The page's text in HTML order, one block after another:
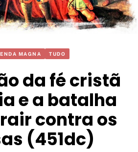
MAGNA TUDO
da fé cristã
e a batalha
contra os
(451dc)